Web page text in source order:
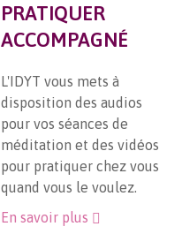
PRATIQUER
ACCOMPAGNÉ
L'IDYT vous mets à
disposition des audios
pour vos séances de
méditation et des vidéos
pour pratiquer chez vous
quand vous le voulez.
En savoir plus